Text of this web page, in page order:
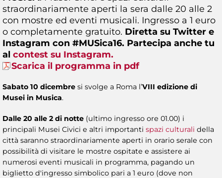
straordinariamente aperti la sera dalle 20 alle 2
con mostre ed eventi musicali. Ingresso a 1 euro
o completamente gratuito. Diretta su Twitter e
Instagram con #MUSica16. Partecipa anche tu
al contest su Instagram.
Scarica il programma in pdf
Sabato 10 dicembre si svolge a Roma l’VIII edizione di
Musei in Musica.
Dalle 20 alle 2 di notte (ultimo ingresso ore 01.00) i
principali Musei Civici e altri importanti spazi culturali della
città saranno straordinariamente aperti in orario serale con
possibilità di visitare le mostre ospitate e assistere ai
numerosi eventi musicali in programma, pagando un
biglietto d'ingresso simbolico pari a 1 euro (dove non